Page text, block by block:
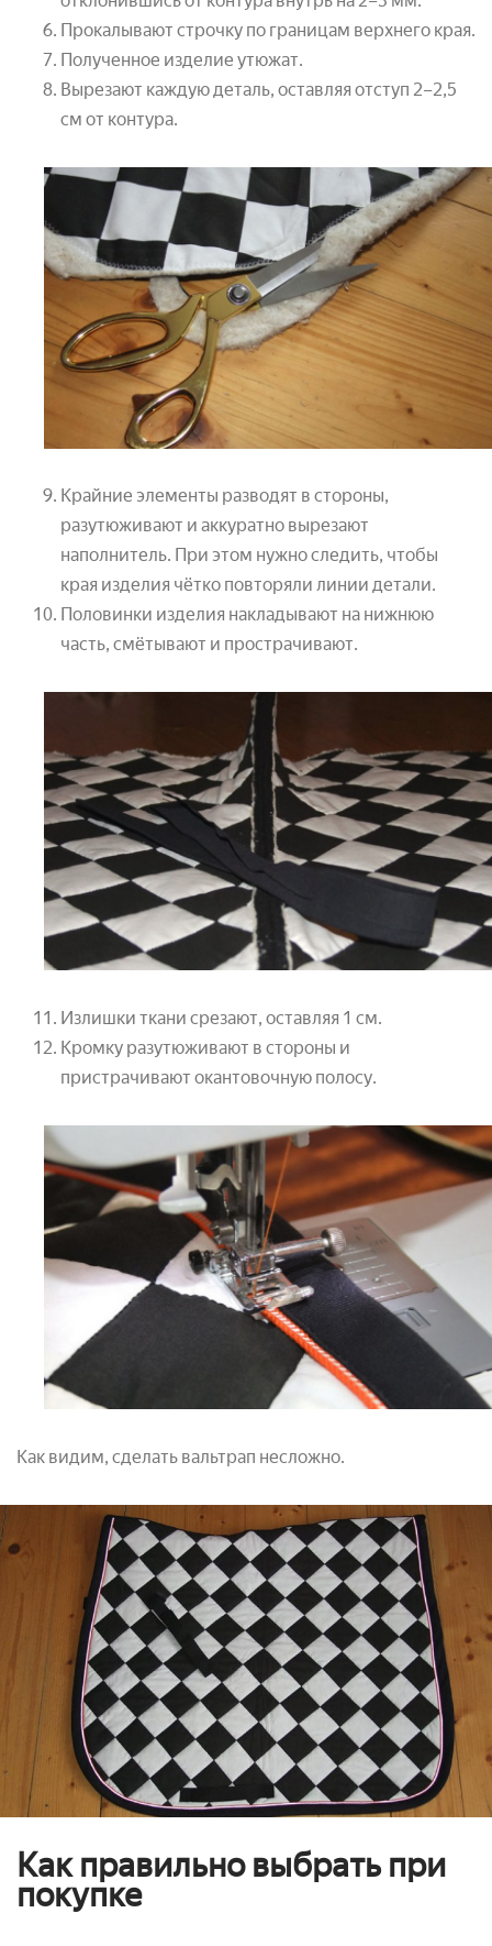
Прокалывают строчку по границам верхнего края.
Полученное изделие утюжат.
Вырезают каждую деталь, оставляя отступ 2–2,5
см от контура.
Крайние элементы разводят в стороны,
разутюживают и аккуратно вырезают
наполнитель. При этом нужно следить, чтобы
края изделия чётко повторяли линии детали.
Половинки изделия накладывают на нижнюю
часть, смётывают и прострачивают.
Излишки ткани срезают, оставляя 1 см.
Кромку разутюживают в стороны и
пристрачивают окантовочную полосу.
Как видим, сделать вальтрап несложно.
Как правильно выбрать при
покупке